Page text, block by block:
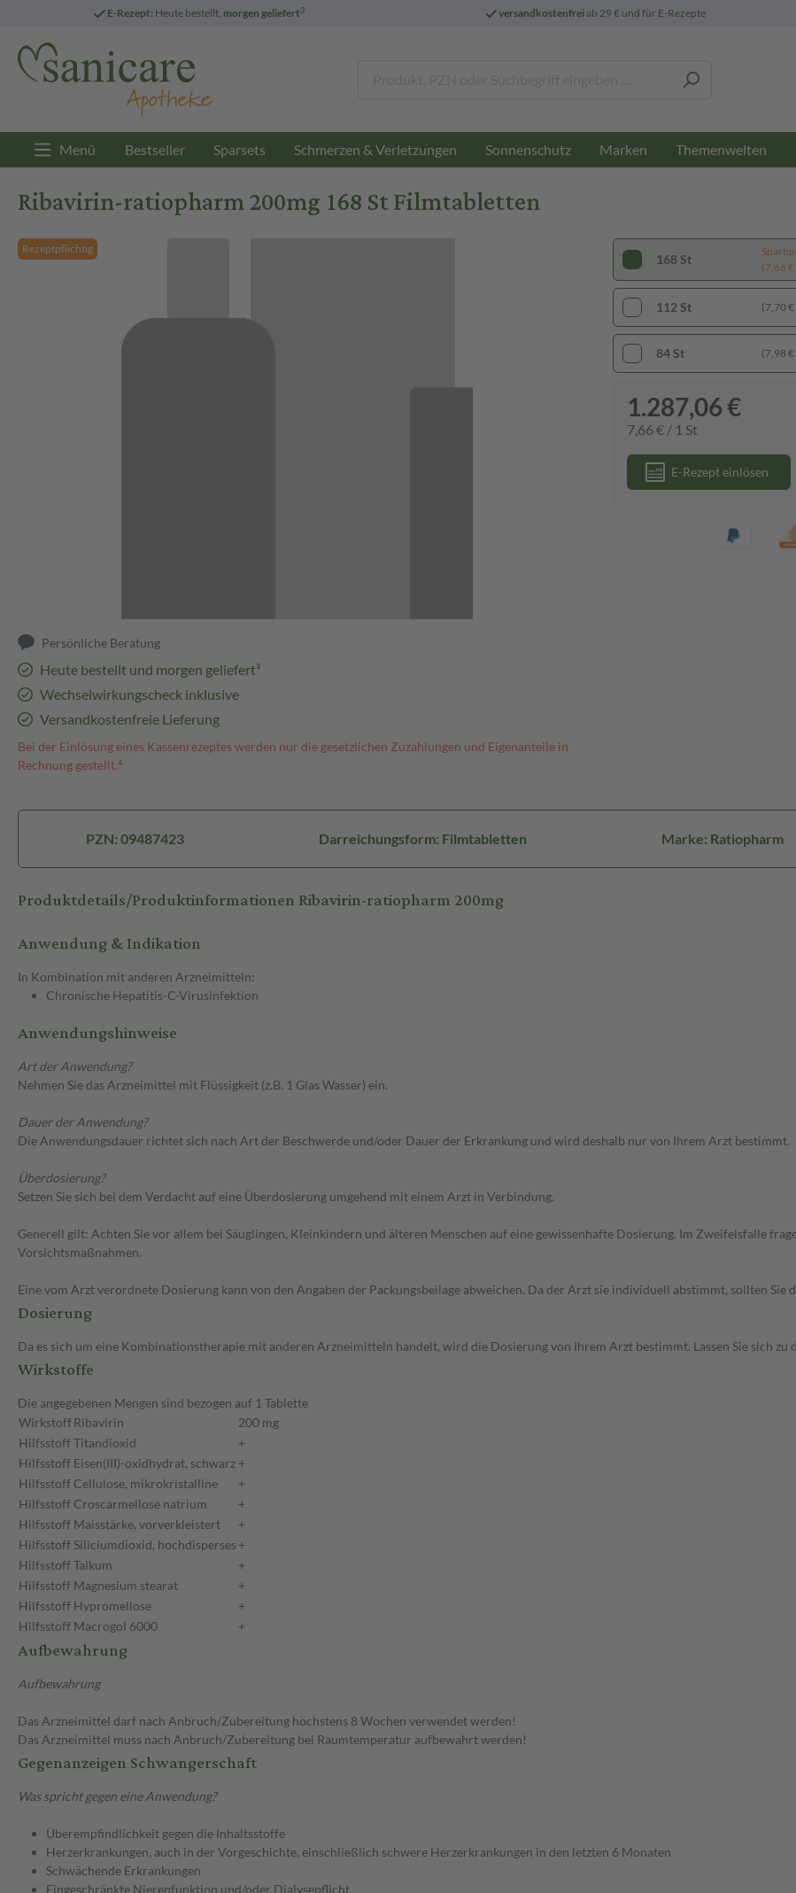
E-Rezept: Heute bestellt, morgen geliefert3 versandkostenfreiab 29 € und für E-Rezepte
Menü Bestseller Sparsets Schmerzen & Verletzungen Sonnenschutz Marken Themenwelten
Ribavirin-ratiopharm 200mg 168 St Filmtabletten
Rezeptpflichtig
Persönliche Beratung
Heute bestellt und morgen geliefert³
Wechselwirkungscheck inklusive
Versandkostenfreie Lieferung
Bei der Einlösung eines Kassenrezeptes werden nur die gesetzlichen Zuzahlungen und Eigenanteile in
Rechnung gestellt.⁴
168 St
(7,66 €
112 St (7,70 €
84 St (7,98 €
1.287,06 €
7,66 € / 1 St
E-Rezept einlösen
PZN: 09487423 Darreichungsform: Filmtabletten Marke: Ratiopharm
Produktdetails/Produktinformationen Ribavirin-ratiopharm 200mg
Anwendung & Indikation
In Kombination mit anderen Arzneimitteln:
Chronische Hepatitis-C-Virusinfektion
Anwendungshinweise
Art der Anwendung?
Nehmen Sie das Arzneimittel mit Flüssigkeit (z.B. 1 Glas Wasser) ein.
Dauer der Anwendung?
Die Anwendungsdauer richtet sich nach Art der Beschwerde und/oder Dauer der Erkrankung und wird deshalb nur von Ihrem Arzt bestimmt.
Überdosierung?
Setzen Sie sich bei dem Verdacht auf eine Überdosierung umgehend mit einem Arzt in Verbindung.
Generell gilt: Achten Sie vor allem bei Säuglingen, Kleinkindern und älteren Menschen auf eine gewissenhafte Dosierung. Im Zweifelsfalle
Vorsichtsmaßnahmen.
Eine vom Arzt verordnete Dosierung kann von den Angaben der Packungsbeilage abweichen. Da der Arzt sie individuell abstimmt, sollten Sie
Dosierung
Da es sich um eine Kombinationstherapie mit anderen Arzneimitteln handelt, wird die Dosierung von Ihrem Arzt bestimmt. Lassen Sie sich
Wirkstoffe
Die angegebenen Mengen sind bezogen auf 1 Tablette
WirkstoffRibavirin
200 mg
HilfsstoffTitandioxid
+
Hilfsstoff Eisen(III)-oxidhydrat, schwarz +
Hilfsstoff Cellulose, mikrokristalline
+
Hilfsstoff Croscarmellose natrium
+
Hilfsstoff Maisstärke, vorverkleistert
+
Hilfsstoff Siliciumdioxid, hochdisperses +
HilfsstoffTalkum
+
Hilfsstoff Magnesium stearat
+
Hilfsstoff Hypromellose
+
Hilfsstoff Macrogol 6000 +
Aufbewahrung
Aufbewahrung
Das Arzneimittel darf nach Anbruch/Zubereitung höchstens 8 Wochen verwendet werden!
Das Arzneimittel muss nach Anbruch/Zubereitung bei Raumtemperatur aufbewahrt werden!
Gegenanzeigen Schwangerschaft
Was spricht gegen eine Anwendung?
Überempfindlichkeit gegen die Inhaltsstoffe
Herzerkrankungen, auch in der Vorgeschichte, einschließlich schwere Herzerkrankungen in den letzten 6 Monaten
Schwächende Erkrankungen
Eingeschränkte Nierenfunktion und/oder Dialysepflicht